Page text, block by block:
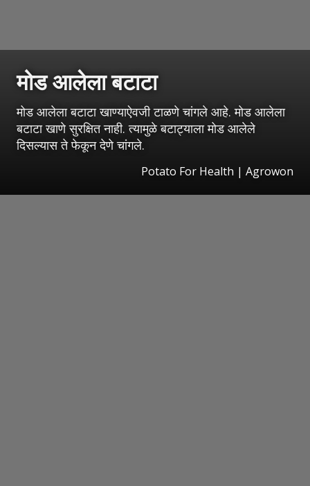
मोड आलेला बटाटा
मोड आलेला बटाटा खाण्याऐवजी टाळणे चांगले आहे. मोड आलेला
बटाटा खाणे सुरक्षित नाही. त्यामुळे बटाट्याला मोड आलेले
दिसल्यास ते फेकून देणे चांगले.
Potato For Health | Agrowon